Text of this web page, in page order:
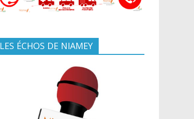
LES ÉCHOS DE NIAMEY